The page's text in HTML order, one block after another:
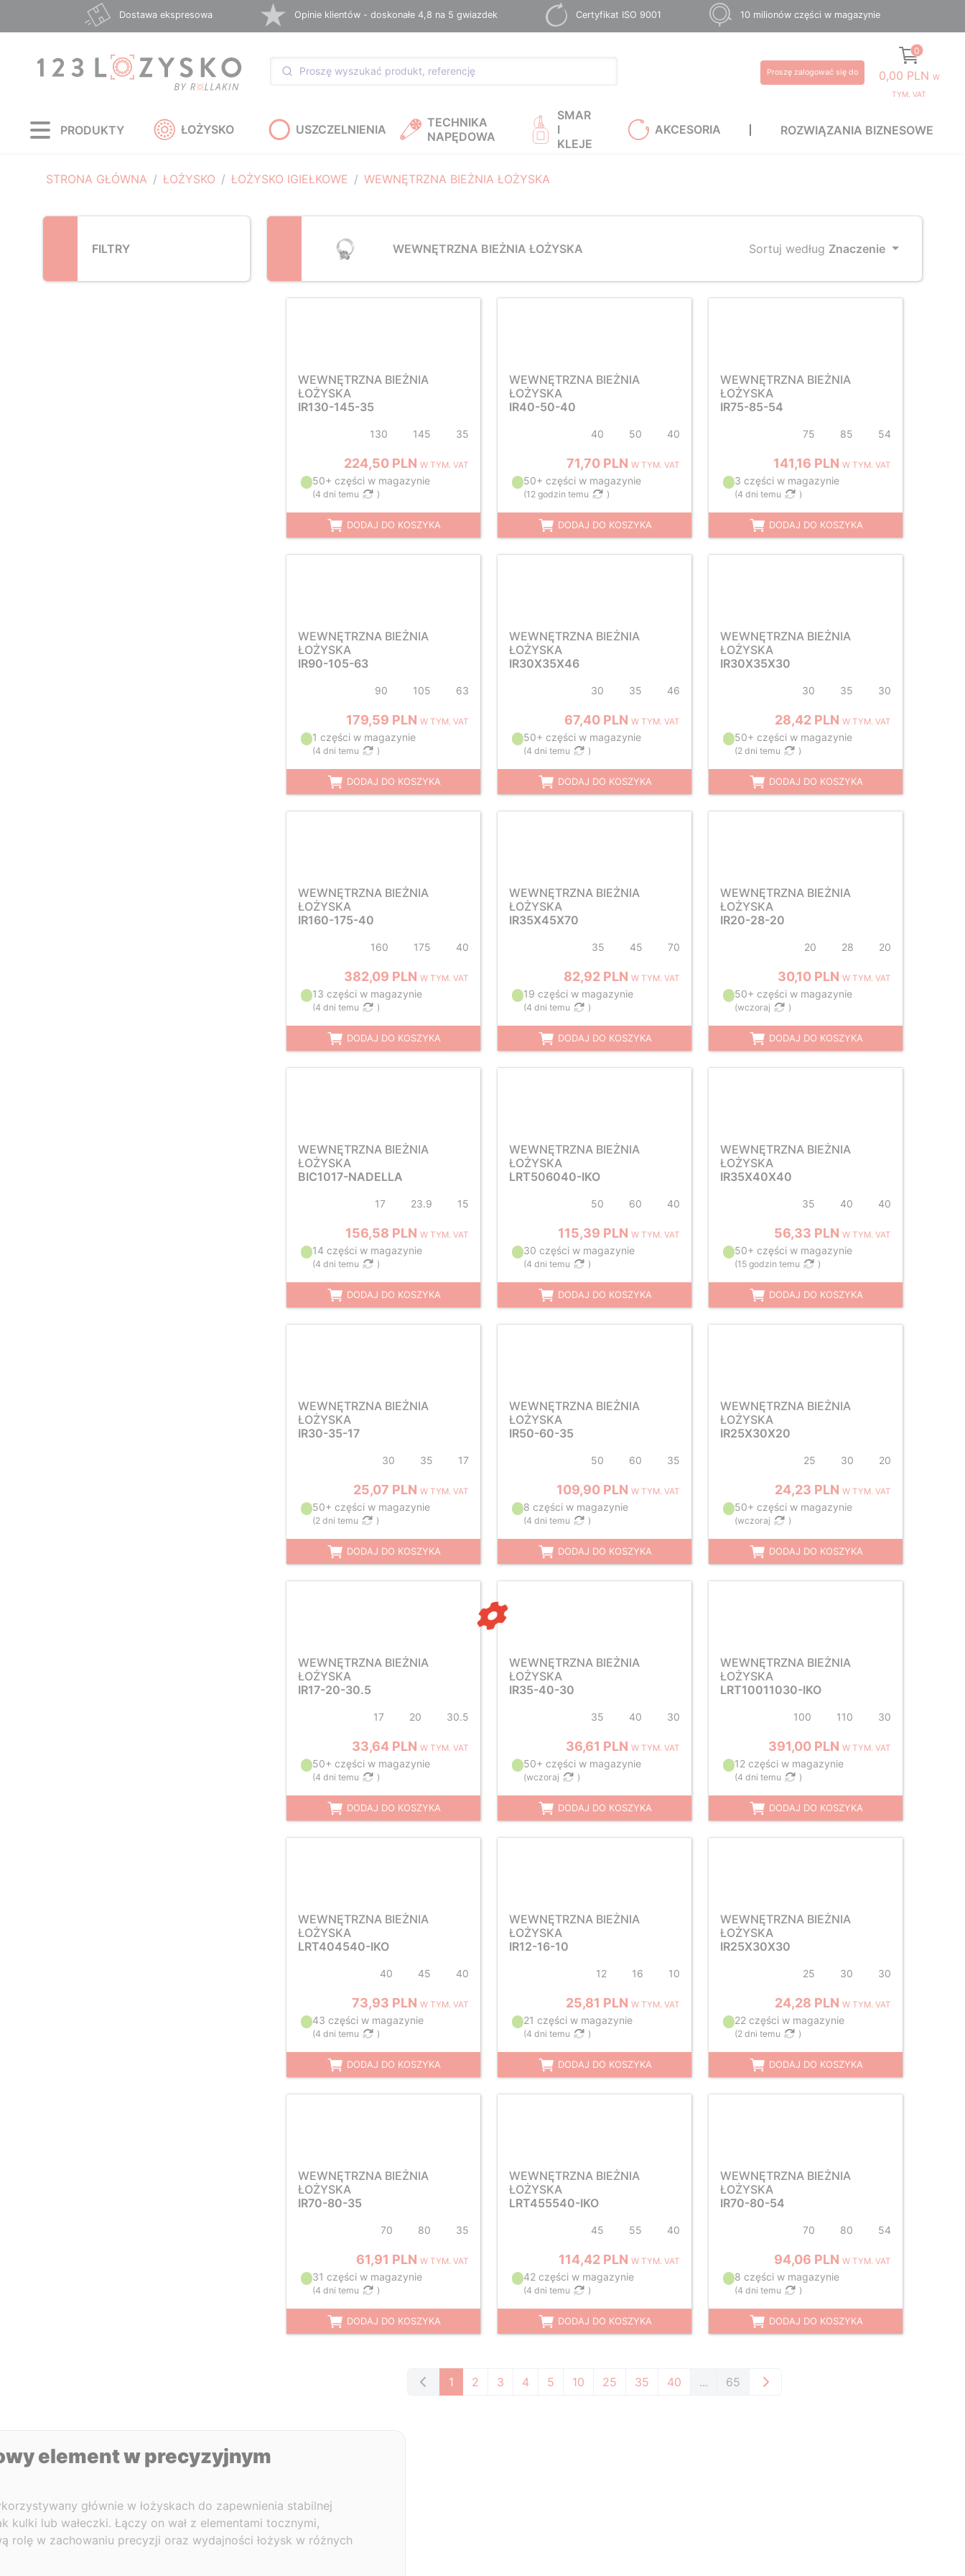
Dostawa ekspresowa Opinie klientów - doskonałe 4,8 na 5 gwiazdek Certyfikat ISO 9001 10 milionów części w magazynie
Proszę zalogować się do
0
0,00 PLN W
TYM. VAT
PRODUKTY ŁOŻYSKO USZCZELNIENIA
TECHNIKA
NAPĘDOWA
SMAR
I
KLEJE
AKCESORIA ROZWIĄZANIA BIZNESOWE
STRONA GŁÓWNA ŁOŻYSKO ŁOŻYSKO IGIEŁKOWE WEWNĘTRZNA BIEŻNIA ŁOŻYSKA
FILTRY WEWNĘTRZNA BIEŻNIA ŁOŻYSKA Sortuj według Znaczenie
WEWNĘTRZNA BIEŻNIA
ŁOŻYSKA
IR130-145-35
130 145 35
224,50 PLN W TYM. VAT
50+ części w magazynie
(4 dni temu )
DODAJ DO KOSZYKA
WEWNĘTRZNA BIEŻNIA
ŁOŻYSKA
IR40-50-40
40 50 40
71,70 PLN W TYM. VAT
50+ części w magazynie
(12 godzin temu )
DODAJ DO KOSZYKA
WEWNĘTRZNA BIEŻNIA
ŁOŻYSKA
IR75-85-54
75 85 54
141,16 PLN W TYM. VAT
3 części w magazynie
(4 dni temu )
DODAJ DO KOSZYKA
WEWNĘTRZNA BIEŻNIA
ŁOŻYSKA
IR90-105-63
90 105 63
179,59 PLN W TYM. VAT
1 części w magazynie
(4 dni temu )
DODAJ DO KOSZYKA
WEWNĘTRZNA BIEŻNIA
ŁOŻYSKA
IR30X35X46
30 35 46
67,40 PLN W TYM. VAT
50+ części w magazynie
(4 dni temu )
DODAJ DO KOSZYKA
WEWNĘTRZNA BIEŻNIA
ŁOŻYSKA
IR30X35X30
30 35 30
28,42 PLN W TYM. VAT
50+ części w magazynie
(2 dni temu )
DODAJ DO KOSZYKA
WEWNĘTRZNA BIEŻNIA
ŁOŻYSKA
IR160-175-40
160 175 40
382,09 PLN W TYM. VAT
13 części w magazynie
(4 dni temu )
DODAJ DO KOSZYKA
WEWNĘTRZNA BIEŻNIA
ŁOŻYSKA
IR35X45X70
35 45 70
82,92 PLN W TYM. VAT
19 części w magazynie
(4 dni temu )
DODAJ DO KOSZYKA
WEWNĘTRZNA BIEŻNIA
ŁOŻYSKA
IR20-28-20
20 28 20
30,10 PLN W TYM. VAT
50+ części w magazynie
(wczoraj )
DODAJ DO KOSZYKA
WEWNĘTRZNA BIEŻNIA
ŁOŻYSKA
BIC1017-NADELLA
17 23.9 15
156,58 PLN W TYM. VAT
14 części w magazynie
(4 dni temu )
DODAJ DO KOSZYKA
WEWNĘTRZNA BIEŻNIA
ŁOŻYSKA
LRT506040-IKO
50 60 40
115,39 PLN W TYM. VAT
30 części w magazynie
(4 dni temu )
DODAJ DO KOSZYKA
WEWNĘTRZNA BIEŻNIA
ŁOŻYSKA
IR35X40X40
35 40 40
56,33 PLN W TYM. VAT
50+ części w magazynie
(15 godzin temu )
DODAJ DO KOSZYKA
WEWNĘTRZNA BIEŻNIA
ŁOŻYSKA
IR30-35-17
30 35 17
25,07 PLN W TYM. VAT
50+ części w magazynie
(2 dni temu )
DODAJ DO KOSZYKA
WEWNĘTRZNA BIEŻNIA
ŁOŻYSKA
IR50-60-35
50 60 35
109,90 PLN W TYM. VAT
8 części w magazynie
(4 dni temu )
DODAJ DO KOSZYKA
WEWNĘTRZNA BIEŻNIA
ŁOŻYSKA
IR25X30X20
25 30 20
24,23 PLN W TYM. VAT
50+ części w magazynie
(wczoraj )
DODAJ DO KOSZYKA
WEWNĘTRZNA BIEŻNIA
ŁOŻYSKA
IR17-20-30.5
17 20 30.5
33,64 PLN W TYM. VAT
50+ części w magazynie
(4 dni temu )
DODAJ DO KOSZYKA
WEWNĘTRZNA BIEŻNIA
ŁOŻYSKA
IR35-40-30
35 40 30
36,61 PLN W TYM. VAT
50+ części w magazynie
(wczoraj )
DODAJ DO KOSZYKA
WEWNĘTRZNA BIEŻNIA
ŁOŻYSKA
LRT10011030-IKO
100 110 30
391,00 PLN W TYM. VAT
12 części w magazynie
(4 dni temu )
DODAJ DO KOSZYKA
WEWNĘTRZNA BIEŻNIA
ŁOŻYSKA
LRT404540-IKO
40 45 40
73,93 PLN W TYM. VAT
43 części w magazynie
(4 dni temu )
DODAJ DO KOSZYKA
WEWNĘTRZNA BIEŻNIA
ŁOŻYSKA
IR12-16-10
12 16 10
25,81 PLN W TYM. VAT
21 części w magazynie
(4 dni temu )
DODAJ DO KOSZYKA
WEWNĘTRZNA BIEŻNIA
ŁOŻYSKA
IR25X30X30
25 30 30
24,28 PLN W TYM. VAT
22 części w magazynie
(2 dni temu )
DODAJ DO KOSZYKA
WEWNĘTRZNA BIEŻNIA
ŁOŻYSKA
IR70-80-35
70 80 35
61,91 PLN W TYM. VAT
31 części w magazynie
(4 dni temu )
DODAJ DO KOSZYKA
WEWNĘTRZNA BIEŻNIA
ŁOŻYSKA
LRT455540-IKO
45 55 40
114,42 PLN W TYM. VAT
42 części w magazynie
(4 dni temu )
DODAJ DO KOSZYKA
WEWNĘTRZNA BIEŻNIA
ŁOŻYSKA
IR70-80-54
70 80 54
94,06 PLN W TYM. VAT
8 części w magazynie
(4 dni temu )
DODAJ DO KOSZYKA
1 2 3 4 5 10 25 35 40 ... 65
element w precyzyjnym
głównie w łożyskach do zapewnienia stabilnej
lub wałeczki. Łączy on wał z elementami tocznymi,
rolę w zachowaniu precyzji oraz wydajności łożysk w różnych